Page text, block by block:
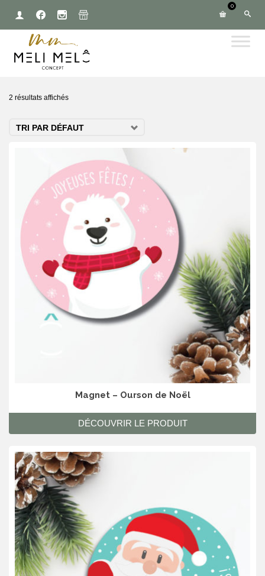
0
2 résultats affichés
TRI PAR DÉFAUT
Magnet – Ourson de Noël
DÉCOUVRIR LE PRODUIT